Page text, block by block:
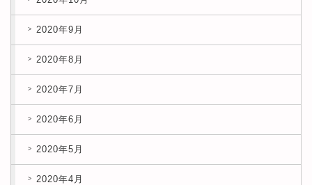
2020年9月
2020年8月
2020年7月
2020年6月
2020年5月
2020年4月